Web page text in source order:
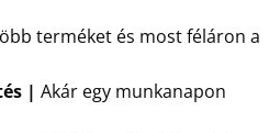
terméket és most féláron a
| Akár egy munkanapon